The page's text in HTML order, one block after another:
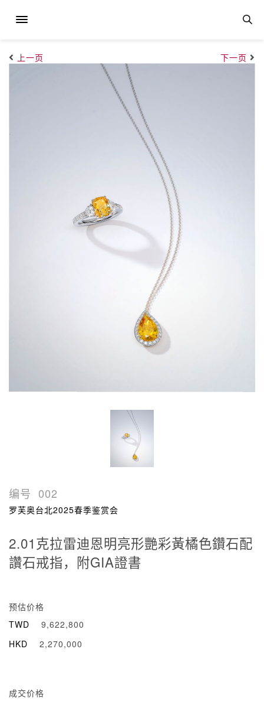
上一页 下一页
编号 002
罗芙奥台北2025春季鉴赏会
2.01克拉雷迪恩明亮形艷彩黃橘色鑽石配
讚石戒指，附GIA證書
预估价格
TWD
9,622,800
HKD
2,270,000
成交价格